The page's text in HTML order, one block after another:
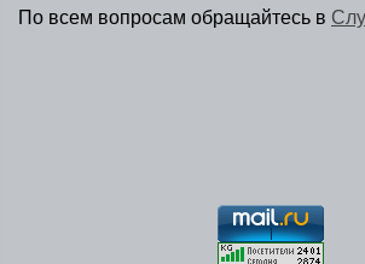
По всем вопросам обращайтесь в